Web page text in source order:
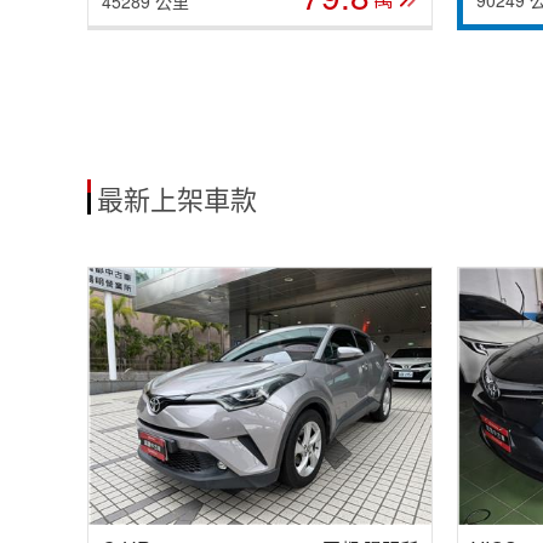
最新上架車款